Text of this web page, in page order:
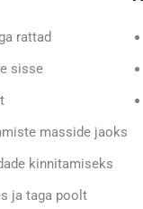
rattad
sisse
masside jaoks
kinnitamiseks
ja taga poolt